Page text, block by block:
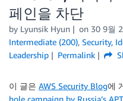
페인을 차단
by Lyunsik Hyun on 30 9월
Intermediate (200), Security,
Leadership
Permalink
이 글은 AWS Security Blog에
hole campaign by Russia’s